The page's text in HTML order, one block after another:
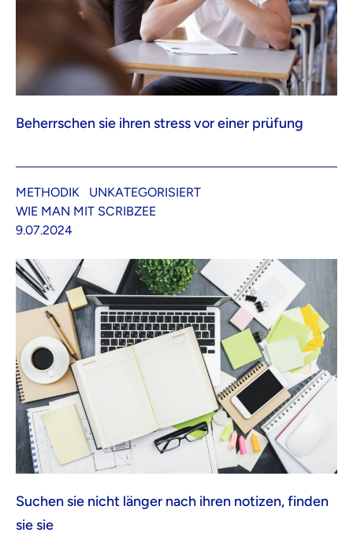
Beherrschen sie ihren stress vor einer prüfung
METHODIK
UNKATEGORISIERT
WIE MAN MIT SCRIBZEE
9.07.2024
Suchen sie nicht länger nach ihren notizen, finden
sie sie